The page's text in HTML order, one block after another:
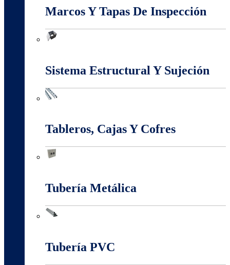
Marcos Y Tapas De Inspección
Sistema Estructural Y Sujeción
Tableros, Cajas Y Cofres
Tubería Metálica
Tubería PVC